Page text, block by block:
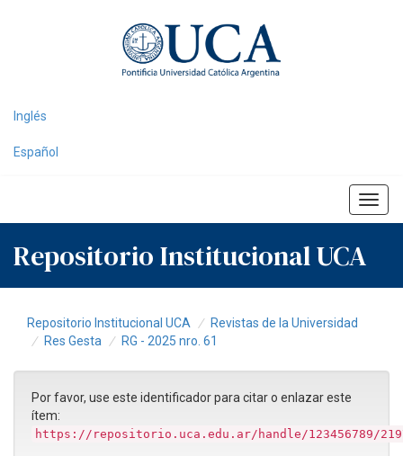
Inglés
Español
Repositorio Institucional UCA
Repositorio Institucional UCA
Revistas de la Universidad
Res Gesta
RG - 2025 nro. 61
Por favor, use este identificador para citar o enlazar este
ítem:
https://repositorio.uca.edu.ar/handle/123456789/